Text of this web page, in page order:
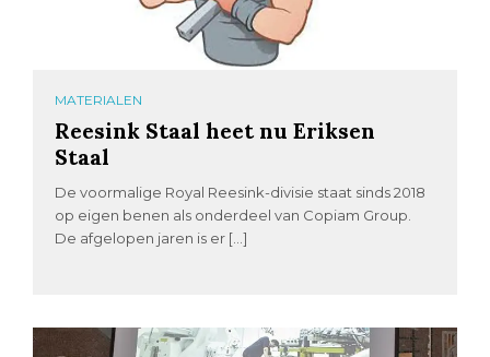
MATERIALEN
Reesink Staal heet nu Eriksen
Staal
De voormalige Royal Reesink-divisie staat sinds 2018
op eigen benen als onderdeel van Copiam Group.
De afgelopen jaren is er […]